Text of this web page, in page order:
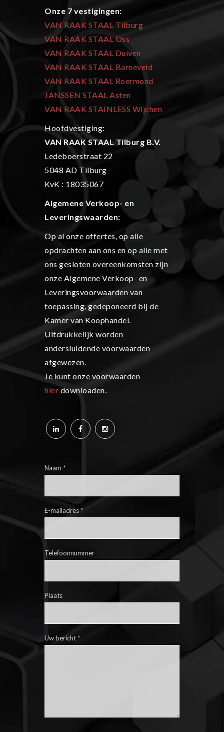
Onze 7 vestigingen:
VAN RAAK STAAL Tilburg
VAN RAAK STAAL Oss
VAN RAAK STAAL Duiven
VAN RAAK STAAL Barneveld
VAN RAAK STAAL Roermond
JANSSEN STAAL Asten
VAN RAAK STAINLESS Wijchen
Hoofdvestiging:
VAN RAAK STAAL Tilburg B.V.
Ledeboerstraat 22
5048 AD Tilburg
KvK : 18035067
Algemene Verkoop- en
Leveringswaarden:
Op al onze offertes, op alle
opdrachten aan ons en op alle met
ons gesloten overeenkomsten zijn
onze Algemene Verkoop- en
Leveringsvoorwaarden van
toepassing, gedeponeerd bij de
Kamer van Koophandel.
Uitdrukkelijk worden
andersluidende voorwaarden
afgewezen.
Je kunt onze voorwaarden
hier downloaden.
Naam *
E-mailadres *
Telefoonnummer
Plaats
Uw bericht *